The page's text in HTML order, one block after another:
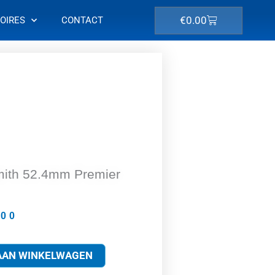
CONTACT €0.00Winkelwagen
52.4mm Premier
WINKELWAGEN